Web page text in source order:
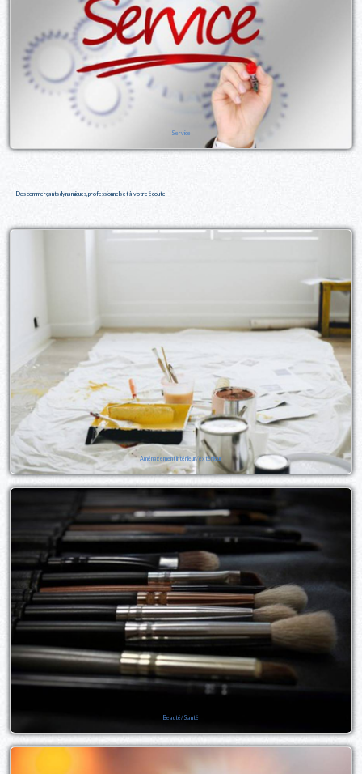
Service
Des commerçants dynamiques, professionnels et à votre écoute
Aménagement intérieur/extérieur
Beauté/Santé